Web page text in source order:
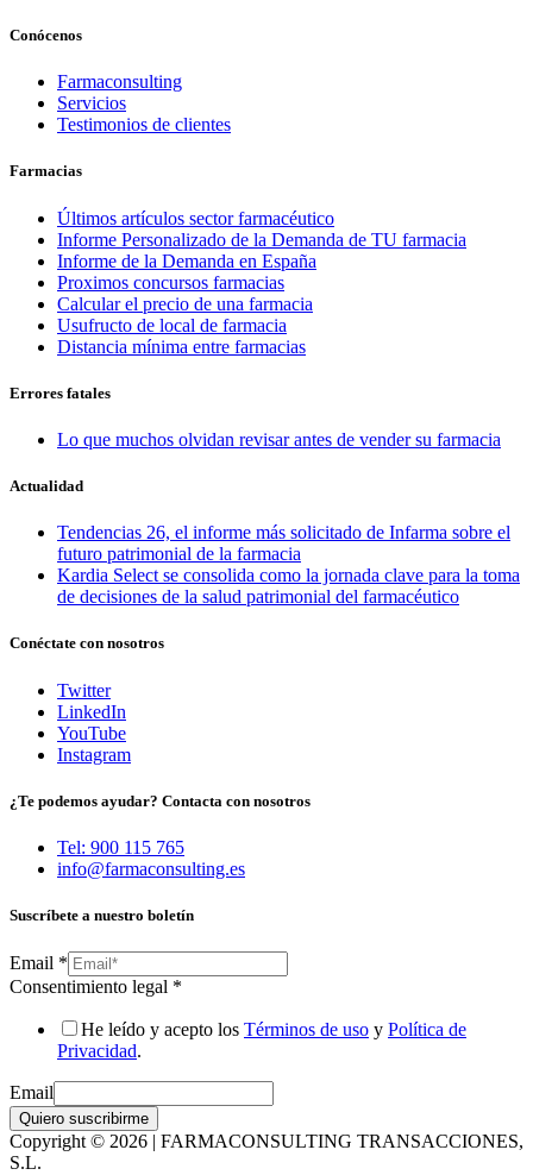
Conócenos
Farmaconsulting
Servicios
Testimonios de clientes
Farmacias
Últimos artículos sector farmacéutico
Informe Personalizado de la Demanda de TU farmacia
Informe de la Demanda en España
Proximos concursos farmacias
Calcular el precio de una farmacia
Usufructo de local de farmacia
Distancia mínima entre farmacias
Errores fatales
Lo que muchos olvidan revisar antes de vender su farmacia
Actualidad
Tendencias 26, el informe más solicitado de Infarma sobre el
futuro patrimonial de la farmacia
Kardia Select se consolida como la jornada clave para la toma
de decisiones de la salud patrimonial del farmacéutico
Conéctate con nosotros
Twitter
LinkedIn
YouTube
Instagram
¿Te podemos ayudar? Contacta con nosotros
Tel: 900 115 765
info@farmaconsulting.es
Suscríbete a nuestro boletín
Email *
Consentimiento legal *
He leído y acepto los Términos de uso y Política de
Privacidad.
Email
Quiero suscribirme
Copyright © 2026 | FARMACONSULTING TRANSACCIONES,
S.L.